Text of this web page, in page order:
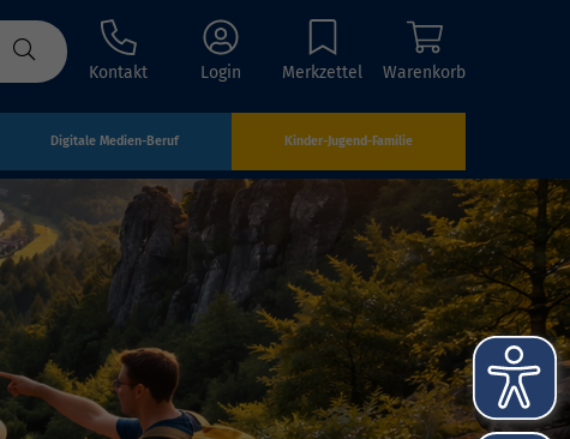
Kontakt Login Merkzettel Warenkorb
Digitale Medien-Beruf Kinder-Jugend-Familie